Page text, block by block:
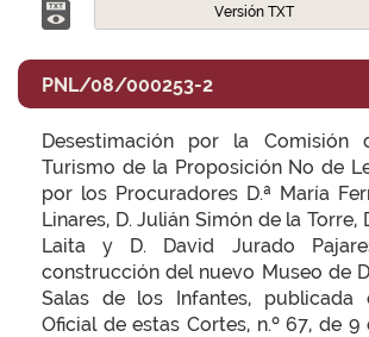
Versión TXT
PNL/08/000253-2
Desestimación por la Comisión
Turismo de la Proposición No de
por los Procuradores D.ª María
Linares, D. Julián Simón de la Torre,
Laita y D. David Jurado
construcción del nuevo Museo de
Salas de los Infantes, publicada
Oficial de estas Cortes, n.º 67, de